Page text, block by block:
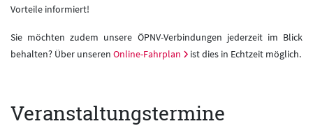
Vorteile informiert!
Sie möchten zudem unsere ÖPNV-Verbindungen jederzeit im Blick
behalten? Über unseren Online-Fahrplan ist dies in Echtzeit möglich.
Veranstaltungstermine